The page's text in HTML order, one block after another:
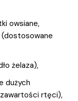
owsiane,
żelaza),
dużych
rtęci),